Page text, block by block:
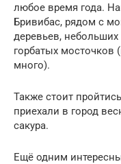
любое время года.
Бривибас, рядом с
деревьев,
горбатых мосточков
много).
Также стоит
приехали в город
сакура.
Ещё одним